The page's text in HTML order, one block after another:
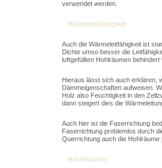
verwendet werden.
Wärmeleitfähigkeit
Auch die Wärmeleitfähigkeit ist
Dichte umso besser die
luftgefüllten Hohlräumen behindert
Hieraus lässt sich auch erklären,
Dämmeigenschaften aufweisen.
Holz also Feuchtigkeit in den
dann steigert dies die
Auch hier ist die Faserrichtung
Faserrichtung problemlos durch
Querrichtung auch die
Holzfeuchte: